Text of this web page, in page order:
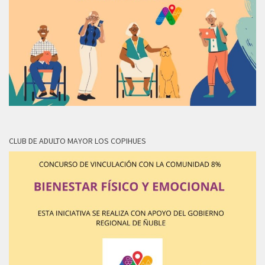
CLUB DE ADULTO MAYOR LOS COPIHUES